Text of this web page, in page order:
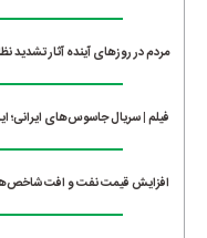
مردم در روزهای آینده آثار تشدید
فیلم | سریال جاسوس‌های
افزایش قیمت نفت و افت